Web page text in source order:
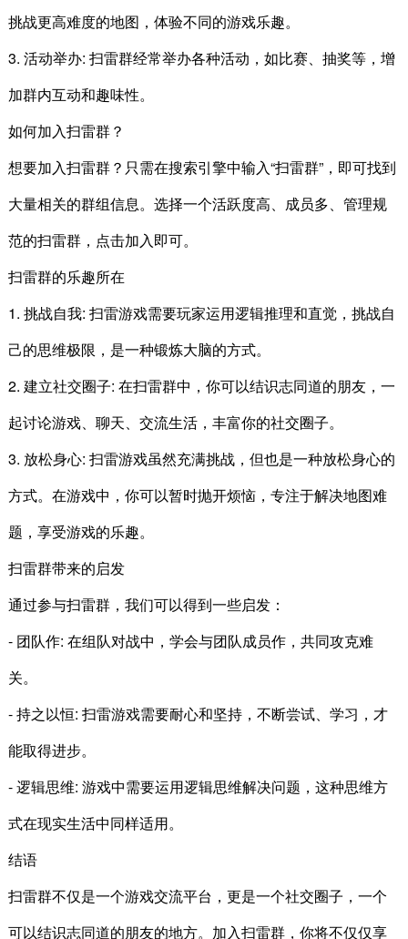
挑战更高难度的地图，体验不同的游戏乐趣。
3. 活动举办: 扫雷群经常举办各种活动，如比赛、抽奖等，增
加群内互动和趣味性。
如何加入扫雷群？
想要加入扫雷群？只需在搜索引擎中输入“扫雷群”，即可找到
大量相关的群组信息。选择一个活跃度高、成员多、管理规
范的扫雷群，点击加入即可。
扫雷群的乐趣所在
1. 挑战自我: 扫雷游戏需要玩家运用逻辑推理和直觉，挑战自
己的思维极限，是一种锻炼大脑的方式。
2. 建立社交圈子: 在扫雷群中，你可以结识志同道的朋友，一
起讨论游戏、聊天、交流生活，丰富你的社交圈子。
3. 放松身心: 扫雷游戏虽然充满挑战，但也是一种放松身心的
方式。在游戏中，你可以暂时抛开烦恼，专注于解决地图难
题，享受游戏的乐趣。
扫雷群带来的启发
通过参与扫雷群，我们可以得到一些启发：
- 团队作: 在组队对战中，学会与团队成员作，共同攻克难
关。
- 持之以恒: 扫雷游戏需要耐心和坚持，不断尝试、学习，才
能取得进步。
- 逻辑思维: 游戏中需要运用逻辑思维解决问题，这种思维方
式在现实生活中同样适用。
结语
扫雷群不仅是一个游戏交流平台，更是一个社交圈子，一个
可以结识志同道的朋友的地方。加入扫雷群，你将不仅仅享